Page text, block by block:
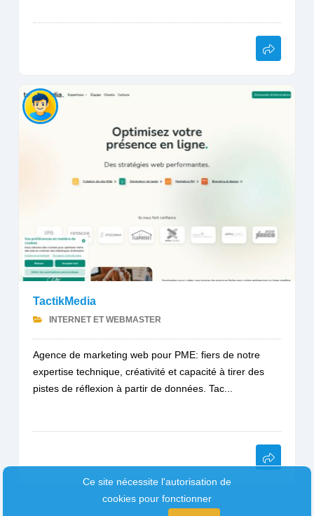
TactikMedia
INTERNET ET WEBMASTER
Agence de marketing web pour PME: fiers de notre
expertise technique, créativité et capacité à tirer des
pistes de réflexion à partir de données. Tac...
Ce site nécessite l'autorisation de
cookies pour fonctionner